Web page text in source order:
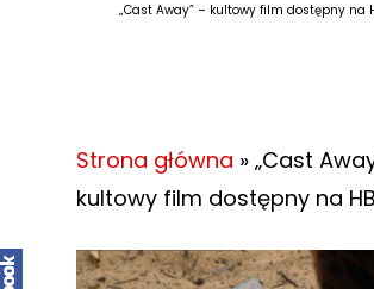
„Cast Away” – kultowy film dostępny na
Strona główna » „Cast
kultowy film dostępny na